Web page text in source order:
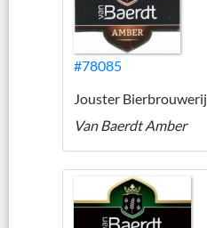
#78085
Jouster Bierbrouwerij
Van Baerdt Amber